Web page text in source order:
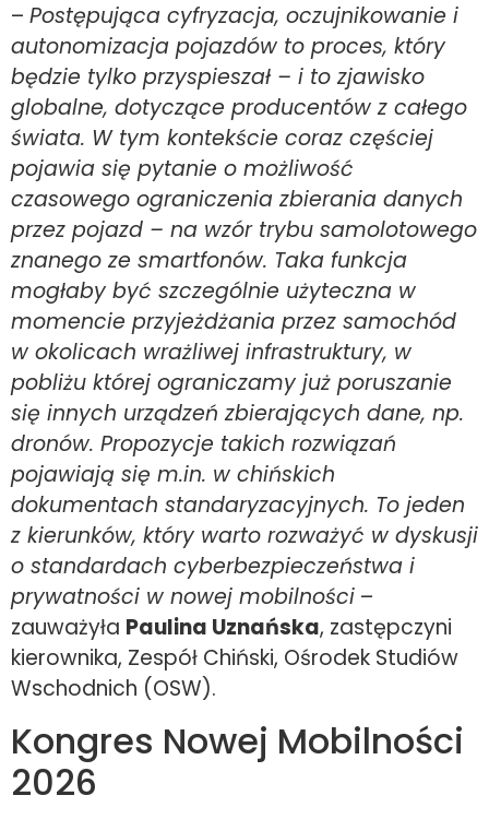
– Postępująca cyfryzacja, oczujnikowanie i
autonomizacja pojazdów to proces, który
będzie tylko przyspieszał – i to zjawisko
globalne, dotyczące producentów z całego
świata. W tym kontekście coraz częściej
pojawia się pytanie o możliwość
czasowego ograniczenia zbierania danych
przez pojazd – na wzór trybu samolotowego
znanego ze smartfonów. Taka funkcja
mogłaby być szczególnie użyteczna w
momencie przyjeżdżania przez samochód
w okolicach wrażliwej infrastruktury, w
pobliżu której ograniczamy już poruszanie
się innych urządzeń zbierających dane, np.
dronów. Propozycje takich rozwiązań
pojawiają się m.in. w chińskich
dokumentach standaryzacyjnych. To jeden
z kierunków, który warto rozważyć w dyskusji
o standardach cyberbezpieczeństwa i
prywatności w nowej mobilności –
zauważyła Paulina Uznańska, zastępczyni
kierownika, Zespół Chiński, Ośrodek Studiów
Wschodnich (OSW).
Kongres Nowej Mobilności
2026